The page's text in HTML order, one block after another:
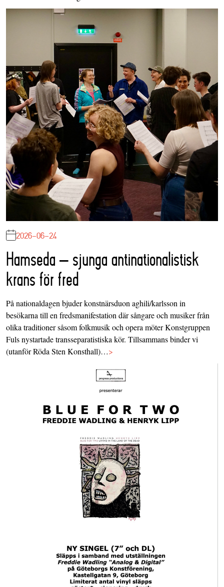
2026-06-24
Hamseda – sjunga antinationalistisk
krans för fred
På nationaldagen bjuder konstnärsduon aghili/karlsson in
besökarna till en fredsmanifestation där sångare och musiker från
olika traditioner såsom folkmusik och opera möter Konstgruppen
Fuls nystartade transseparatistiska kör. Tillsammans binder vi
(utanför Röda Sten Konsthall)…>